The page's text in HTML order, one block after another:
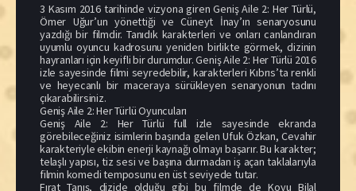
3 Kasım 2016 tarihinde vizyona giren Geniş Aile 2: Her Türlü,
Ömer Uğur’un yönettiği ve Cüneyt İnay’ın senaryosunu
yazdığı bir filmdir. Tanıdık karakterleri ve onları canlandıran
uyumlu oyuncu kadrosunu yeniden birlikte görmek, dizinin
hayranları için keyifli bir durumdur. Geniş Aile 2: Her Türlü 2016
izle sayesinde filmi seyredebilir, karakterleri Kıbrıs’ta renkli
ve heyecanlı bir maceraya sürükleyen senaryonun tadını
çıkarabilirsiniz.
Geniş Aile 2: Her Türlü Oyuncuları
Geniş Aile 2: Her Türlü full izle sayesinde ekranda
görebileceğiniz isimlerin başında gelen Ufuk Özkan, Cevahir
karakteriyle ekibin enerji kaynağı olmayı başarır. Bu karakter;
telaşlı yapısı, tiz sesi ve başına durmadan iş açan taklalarıyla
filmin komedi temposunu en üst seviyede tutar.
Fırat Tanış, dizide olduğu gibi bu filmde de Koyu Bilal